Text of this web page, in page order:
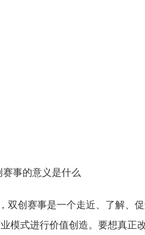
事的意义是什么
双创赛事是一个走近、了解、
模式进行价值创造。要想真正